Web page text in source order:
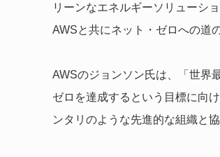
リーンなエネルギーソリューシ
AWSと共にネット・ゼロへの道
AWSのジョンソン氏は、「世界
ゼロを達成するという目標に向
ンタリのような先進的な組織と